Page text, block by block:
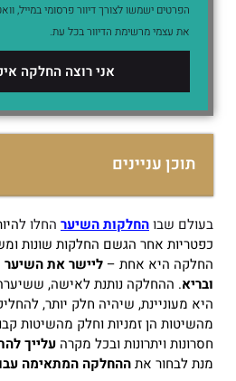
את עצמי מרשימת הדיוור בכל עת.
אני רוצה החלקה
תוכן עניינים
בעולם שבוהחלקות השיער החלו ל
כפטריות אחר הגשם החלקות שונות
החלקה היא אחת –ליישר את השיער
ובריא. ההחלקה נותנת לאישה,
היא מעוניינת, שיהיה חלק יותר,
מהשיטות הן זמניות וחלק מהשיטות
חסרונות ויתרונות ובכל מקרה עלייך
מנת לבחור אתההחלקה המתאימה